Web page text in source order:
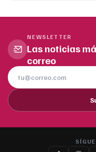
NEWSLETTER
Las noticias
correo